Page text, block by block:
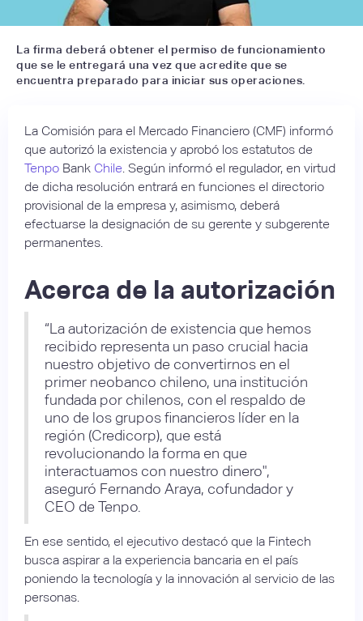
La firma deberá obtener el permiso de funcionamiento
que se le entregará una vez que acredite que se
encuentra preparado para iniciar sus operaciones.
La Comisión para el Mercado Financiero (CMF) informó
que autorizó la existencia y aprobó los estatutos de
Tenpo Bank Chile . Según informó el regulador, en virtud
de dicha resolución entrará en funciones el directorio
provisional de la empresa y, asimismo, deberá
efectuarse la designación de su gerente y subgerente
permanentes.
Acerca de la autorización
“La autorización de existencia que hemos
recibido representa un paso crucial hacia
nuestro objetivo de convertirnos en el
primer neobanco chileno, una institución
fundada por chilenos, con el respaldo de
uno de los grupos financieros líder en la
región (Credicorp), que está
revolucionando la forma en que
interactuamos con nuestro dinero",
aseguró Fernando Araya, cofundador y
CEO de Tenpo.
En ese sentido, el ejecutivo destacó que la Fintech
busca aspirar a la experiencia bancaria en el país
poniendo la tecnología y la innovación al servicio de las
personas.